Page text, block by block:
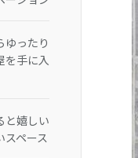
ゆったり
を手に入
と嬉しい
スペース